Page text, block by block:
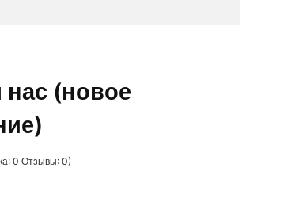
нас (новое
0 Отзывы: 0)